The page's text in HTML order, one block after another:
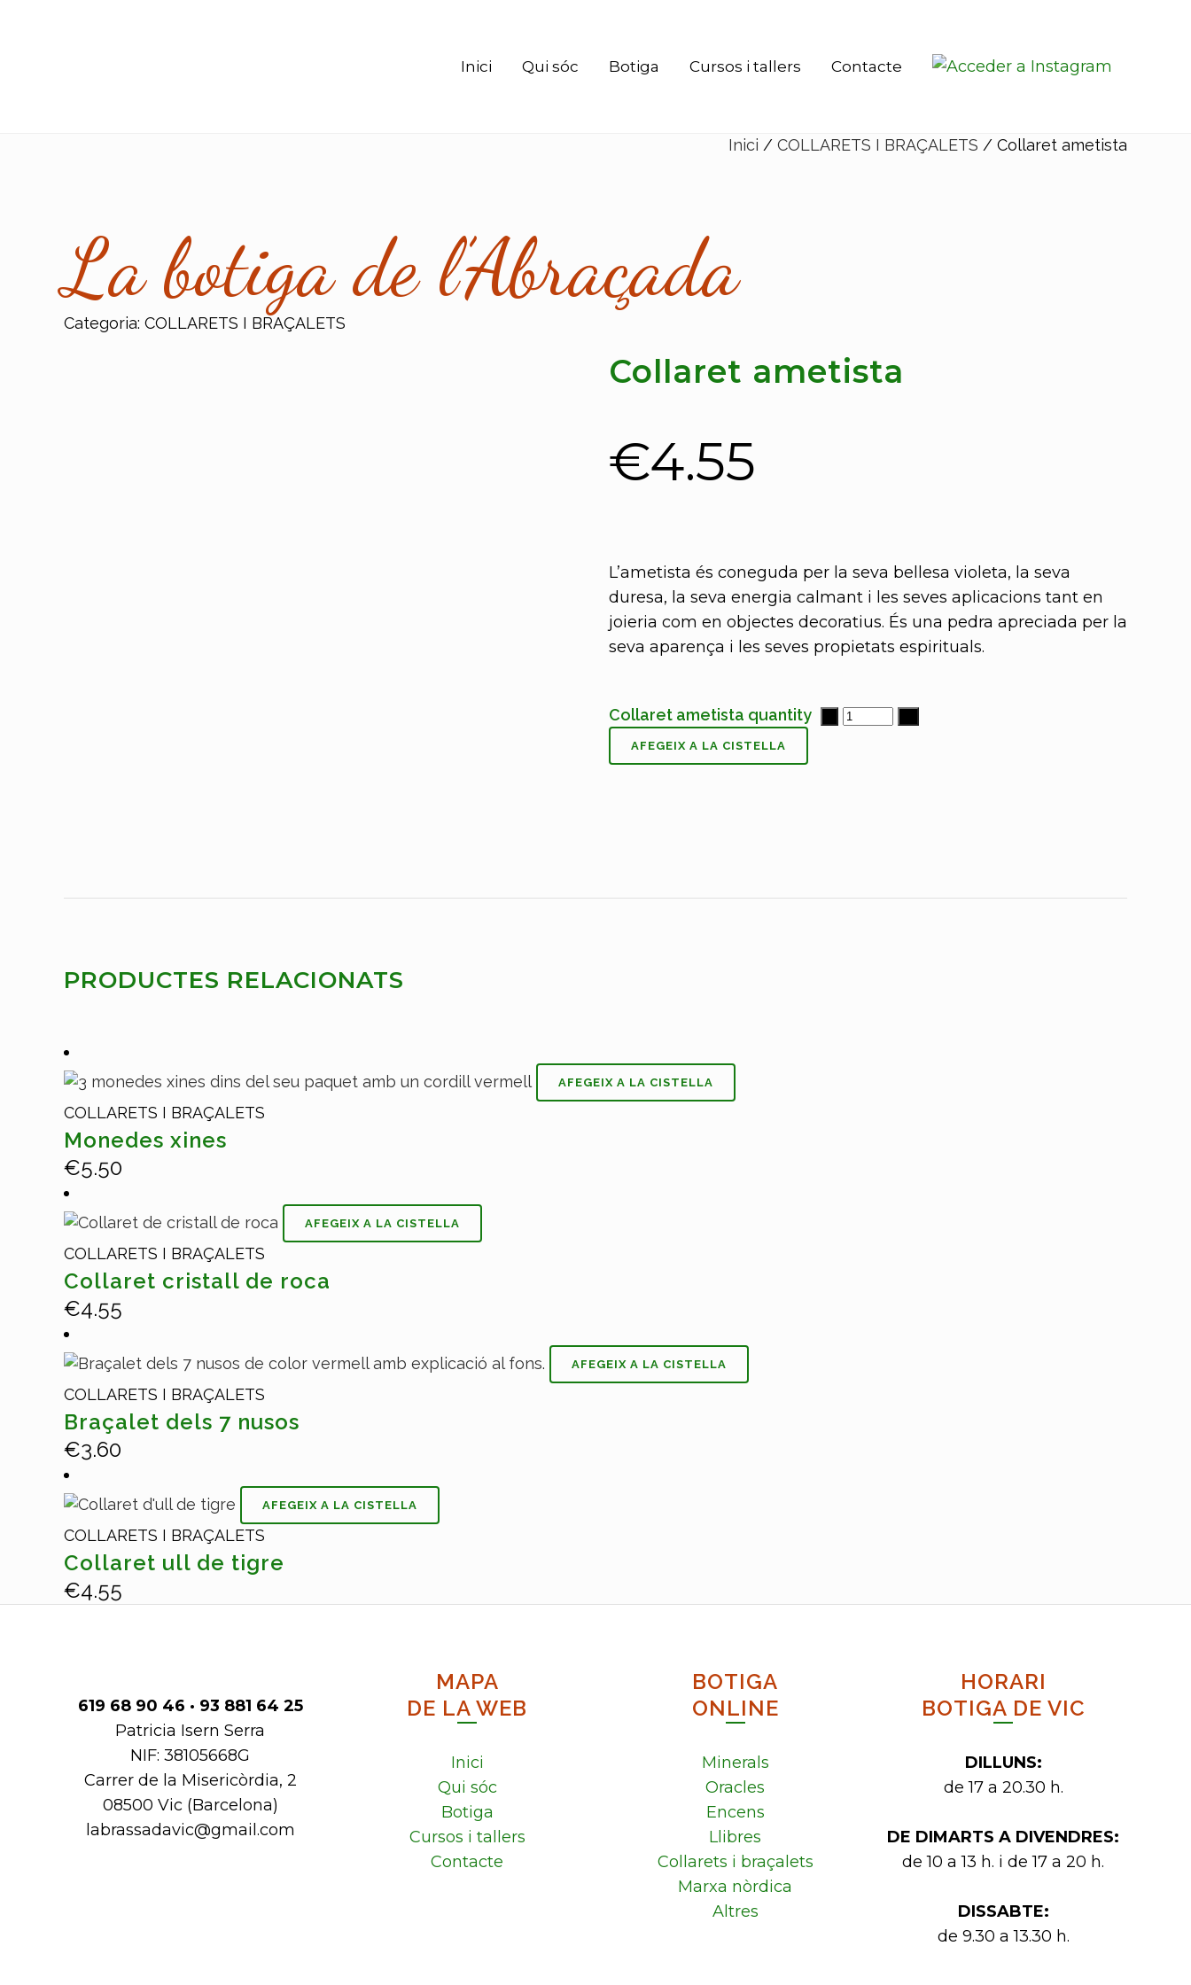
Inici Qui sóc Botiga Cursos i tallers Contacte
Inici / COLLARETS I BRAÇALETS / Collaret ametista
La botiga de l’Abraçada
Categoria: COLLARETS I BRAÇALETS
Collaret ametista
€4.55
L’ametista és coneguda per la seva bellesa violeta, la seva
duresa, la seva energia calmant i les seves aplicacions tant en
joieria com en objectes decoratius. És una pedra apreciada per la
seva aparença i les seves propietats espirituals.
Collaret ametista quantity
AFEGEIX A LA CISTELLA
PRODUCTES RELACIONATS
AFEGEIX A LA CISTELLA
COLLARETS I BRAÇALETS
Monedes xines
€5.50
AFEGEIX A LA CISTELLA
COLLARETS I BRAÇALETS
Collaret cristall de roca
€4.55
AFEGEIX A LA CISTELLA
COLLARETS I BRAÇALETS
Braçalet dels 7 nusos
€3.60
AFEGEIX A LA CISTELLA
COLLARETS I BRAÇALETS
Collaret ull de tigre
€4.55
619 68 90 46 · 93 881 64 25
Patricia Isern Serra
NIF: 38105668G
Carrer de la Misericòrdia, 2
08500 Vic (Barcelona)
labrassadavic@gmail.com
MAPA
DE LA WEB
Inici
Qui sóc
Botiga
Cursos i tallers
Contacte
BOTIGA
ONLINE
Minerals
Oracles
Encens
Llibres
Collarets i braçalets
Marxa nòrdica
Altres
HORARI
BOTIGA DE VIC
DILLUNS:
de 17 a 20.30 h.
DE DIMARTS A DIVENDRES:
de 10 a 13 h. i de 17 a 20 h.
DISSABTE:
de 9.30 a 13.30 h.